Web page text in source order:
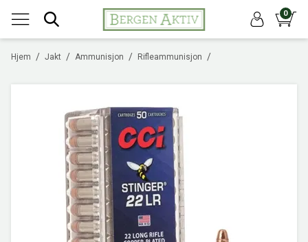
0
/
Hjem /
Jakt /
Ammunisjon /
Rifleammunisjon